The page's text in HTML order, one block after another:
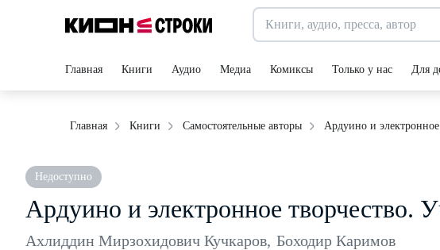
Главная Книги Аудио Медиа Комиксы Только у нас Для
Главная Книги Самостоятельные авторы Ардуино и
Недоступно
Ардуино и электронное творчество.
Ахлиддин Мирзохидович Кучкаров, Боходир Каримов